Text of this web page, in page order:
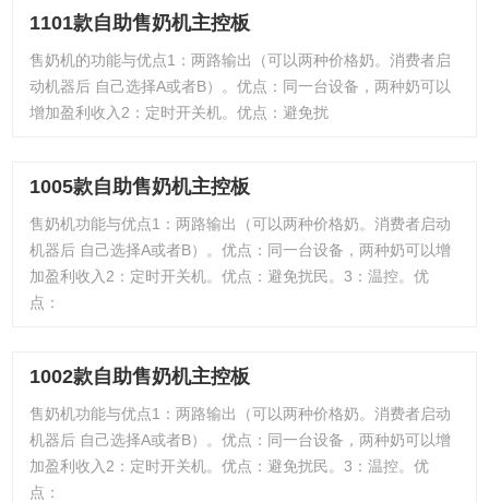
1101款自助售奶机主控板
售奶机的功能与优点1：两路输出（可以两种价格奶。消费者启
动机器后 自己选择A或者B）。优点：同一台设备，两种奶可以
增加盈利收入2：定时开关机。优点：避免扰
1005款自助售奶机主控板
售奶机功能与优点1：两路输出（可以两种价格奶。消费者启动
机器后 自己选择A或者B）。优点：同一台设备，两种奶可以增
加盈利收入2：定时开关机。优点：避免扰民。3：温控。优
点：
1002款自助售奶机主控板
售奶机功能与优点1：两路输出（可以两种价格奶。消费者启动
机器后 自己选择A或者B）。优点：同一台设备，两种奶可以增
加盈利收入2：定时开关机。优点：避免扰民。3：温控。优
点：